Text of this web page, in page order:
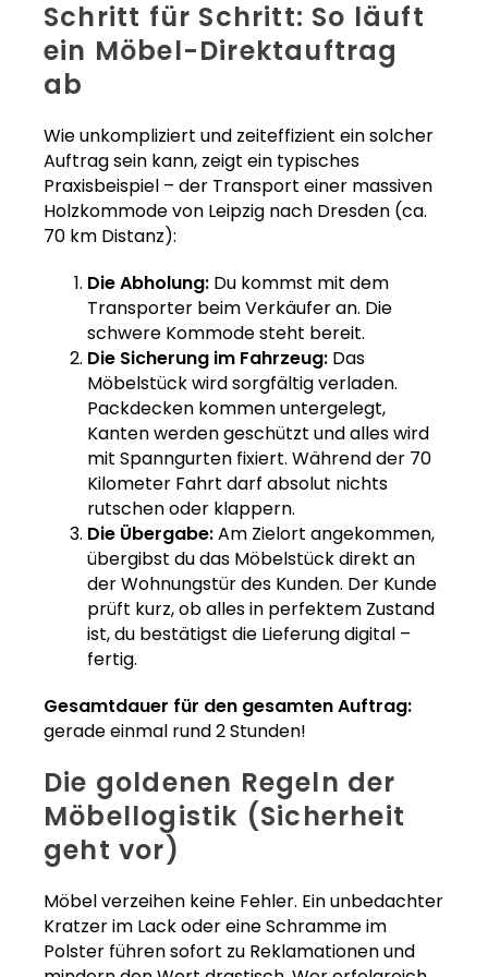
Schritt für Schritt: So läuft
ein Möbel-Direktauftrag
ab
Wie unkompliziert und zeiteffizient ein solcher
Auftrag sein kann, zeigt ein typisches
Praxisbeispiel – der Transport einer massiven
Holzkommode von Leipzig nach Dresden (ca.
70 km Distanz):
Die Abholung: Du kommst mit dem
Transporter beim Verkäufer an. Die
schwere Kommode steht bereit.
Die Sicherung im Fahrzeug: Das
Möbelstück wird sorgfältig verladen.
Packdecken kommen untergelegt,
Kanten werden geschützt und alles wird
mit Spanngurten fixiert. Während der 70
Kilometer Fahrt darf absolut nichts
rutschen oder klappern.
Die Übergabe:Am Zielort angekommen,
übergibst du das Möbelstück direkt an
der Wohnungstür des Kunden. Der Kunde
prüft kurz, ob alles in perfektem Zustand
ist, du bestätigst die Lieferung digital –
fertig.
Gesamtdauer für den gesamten Auftrag:
gerade einmal rund 2 Stunden!
Die goldenen Regeln der
Möbellogistik (Sicherheit
geht vor)
Möbel verzeihen keine Fehler. Ein unbedachter
Kratzer im Lack oder eine Schramme im
Polster führen sofort zu Reklamationen und